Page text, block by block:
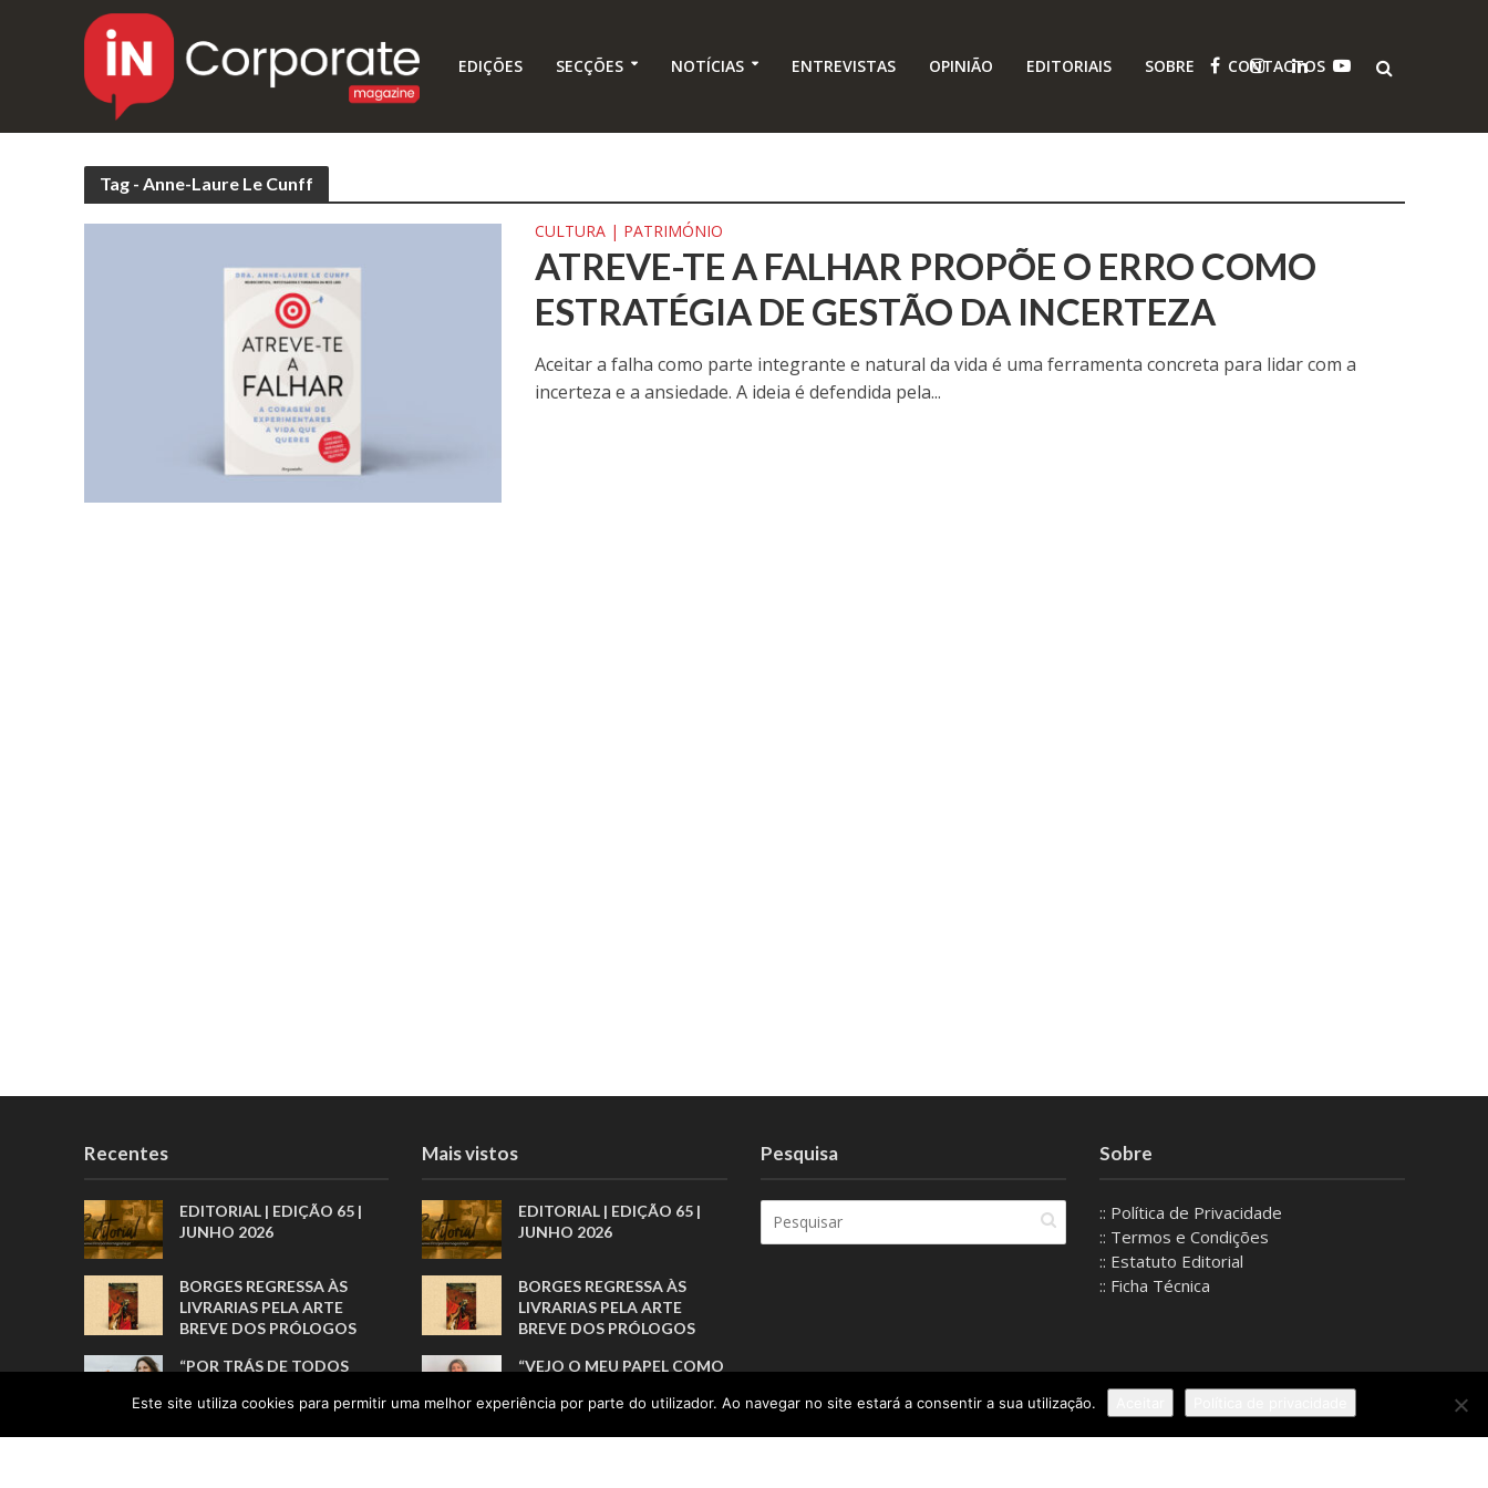
EDIÇÕES SECÇÕES NOTÍCIAS ENTREVISTAS OPINIÃO EDITORIAIS SOBRE CONTACTOS
Tag - Anne-Laure Le Cunff
CULTURA | PATRIMÓNIO
ATREVE-TE A FALHAR PROPÕE O ERRO COMO
ESTRATÉGIA DE GESTÃO DA INCERTEZA
Aceitar a falha como parte integrante e natural da vida é uma ferramenta concreta para lidar com a
incerteza e a ansiedade. A ideia é defendida pela...
Recentes
EDITORIAL | EDIÇÃO 65 |
JUNHO 2026
BORGES REGRESSA ÀS
LIVRARIAS PELA ARTE
BREVE DOS PRÓLOGOS
“POR TRÁS DE TODOS
RECONHECIMENTOS, HÁ
Mais vistos
EDITORIAL | EDIÇÃO 65 |
JUNHO 2026
BORGES REGRESSA ÀS
LIVRARIAS PELA ARTE
BREVE DOS PRÓLOGOS
“VEJO O MEU PAPEL COMO
PONTES”
Pesquisa Sobre
:: Política de Privacidade
:: Termos e Condições
:: Estatuto Editorial
:: Ficha Técnica
Este site utiliza cookies para permitir uma melhor experiência por parte do utilizador. Ao navegar no site estará a consentir a sua utilização.